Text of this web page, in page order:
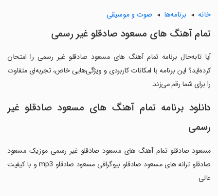
خانه برنامه‌ها صوت و موسیقی
تمام آهنگ های مسعود صادقلو غیر رسمی
آیا تابه‌حال برنامه تمام آهنگ های مسعود صادقلو غیر رسمی را امتحان
کرده‌اید؟ این برنامه با امکانات کاربردی و ویژگی‌هایی خاص، تجربه‌ای متفاوت
را برای شما رقم می‌زند.
دانلود برنامه تمام آهنگ های مسعود صادقلو غیر
رسمی
مسعود صادقلو تمام آهنگ های مسعود صادقلو غیر رسمی موزیک مسعود
صادقلو ترانه های مسعود صادقلو بیوگرافی مسعود صادقلو mp3 و با کیفیت
عالی